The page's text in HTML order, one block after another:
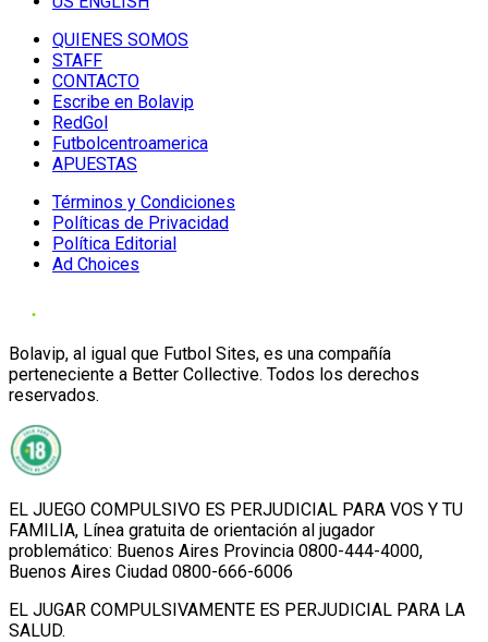
QUIENES SOMOS
STAFF
CONTACTO
Escribe en Bolavip
RedGol
Futbolcentroamerica
APUESTAS
Términos y Condiciones
Políticas de Privacidad
Política Editorial
Ad Choices
Bolavip, al igual que Futbol Sites, es una compañía
perteneciente a Better Collective. Todos los derechos
reservados.
EL JUEGO COMPULSIVO ES PERJUDICIAL PARA VOS Y TU
FAMILIA, Línea gratuita de orientación al jugador
problemático: Buenos Aires Provincia 0800-444-4000,
Buenos Aires Ciudad 0800-666-6006
EL JUGAR COMPULSIVAMENTE ES PERJUDICIAL PARA LA
SALUD.